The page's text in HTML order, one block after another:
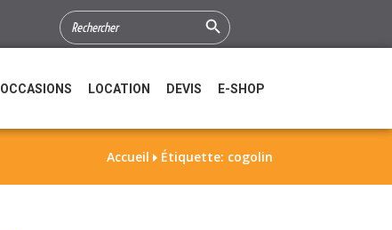
SEARCH
FOR:
Search Button
OCCASIONS LOCATION DEVIS E-SHOP
Accueil  Étiquette: cogolin